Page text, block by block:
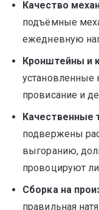
Качество
подъёмные
ежедневную
Кронштейны и
провисание и
Качественные
подвержены
выгоранию,
провоцируют
Сборка на
правильная